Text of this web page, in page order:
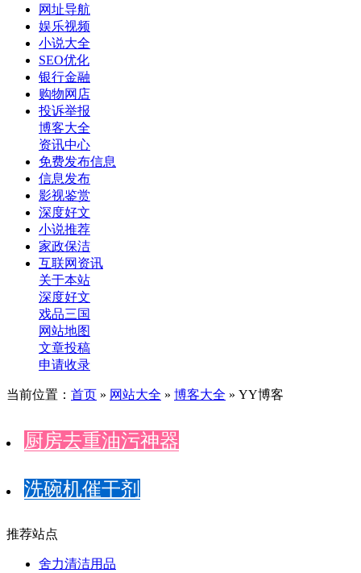
网址导航
娱乐视频
小说大全
SEO优化
银行金融
购物网店
投诉举报
博客大全
资讯中心
免费发布信息
信息发布
影视鉴赏
深度好文
小说推荐
家政保洁
互联网资讯
关于本站
深度好文
戏品三国
网站地图
文章投稿
申请收录
当前位置： 首页 » 网站大全 » 博客大全 » YY博客
厨房去重油污神器
洗碗机催干剂
推荐站点
舍力清洁用品